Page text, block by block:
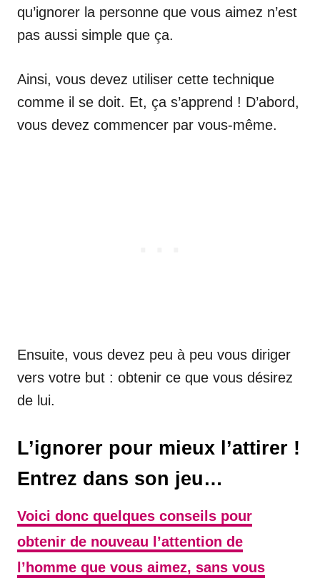
qu’ignorer la personne que vous aimez n’est
pas aussi simple que ça.
Ainsi, vous devez utiliser cette technique
comme il se doit. Et, ça s’apprend ! D’abord,
vous devez commencer par vous-même.
Ensuite, vous devez peu à peu vous diriger
vers votre but : obtenir ce que vous désirez
de lui.
L’ignorer pour mieux l’attirer !
Entrez dans son jeu…
Voici donc quelques conseils pour
obtenir de nouveau l’attention de
l’homme que vous aimez, sans vous